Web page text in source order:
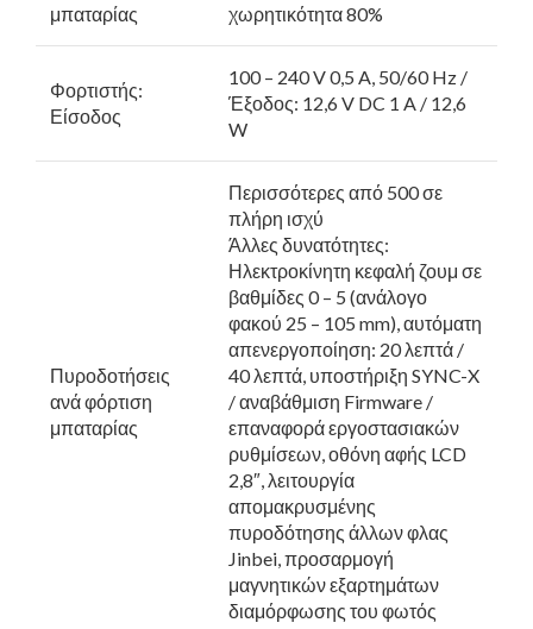
μπαταρίας
χωρητικότητα 80%
Φορτιστής:
Είσοδος
100 – 240 V 0,5 A, 50/60 Hz /
Έξοδος: 12,6 V DC 1 A / 12,6
W
Πυροδοτήσεις
ανά φόρτιση
μπαταρίας
Περισσότερες από 500 σε
πλήρη ισχύ
Άλλες δυνατότητες:
Ηλεκτροκίνητη κεφαλή ζουμ σε
βαθμίδες 0 – 5 (ανάλογο
φακού 25 – 105 mm), αυτόματη
απενεργοποίηση: 20 λεπτά /
40 λεπτά, υποστήριξη SYNC-X
/ αναβάθμιση Firmware /
επαναφορά εργοστασιακών
ρυθμίσεων, οθόνη αφής LCD
2,8″, λειτουργία
απομακρυσμένης
πυροδότησης άλλων φλας
Jinbei, προσαρμογή
μαγνητικών εξαρτημάτων
διαμόρφωσης του φωτός